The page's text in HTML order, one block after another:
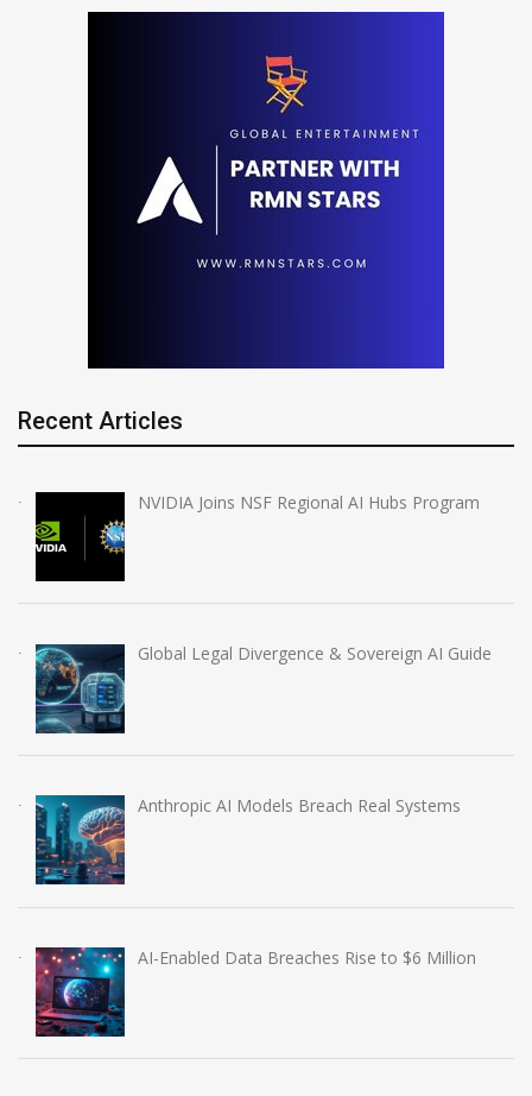
Recent Articles
NVIDIA Joins NSF Regional AI Hubs Program
Global Legal Divergence & Sovereign AI Guide
Anthropic AI Models Breach Real Systems
AI-Enabled Data Breaches Rise to $6 Million